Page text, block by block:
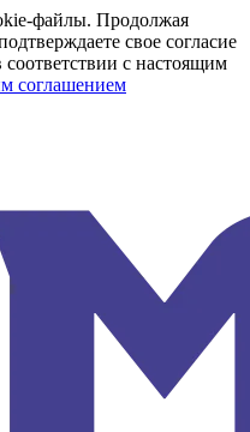
файлы. Продолжая
свое согласие
с настоящим
соглашением